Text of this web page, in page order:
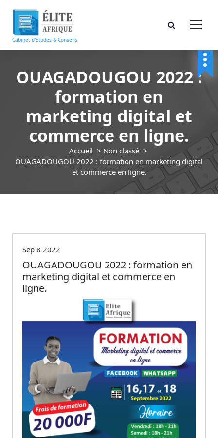
r
Cabinet d'Etudes & Conseils
OUAGADOUGOU 2022 :
formation en
marketing digital et
commerce en ligne.
Accueil > Non classé>
OUAGADOUGOU 2022 : formation en marketing digital
et commerce en ligne.
Sep 8 2022
OUAGADOUGOU 2022 : formation en
marketing digital et commerce en
ligne.